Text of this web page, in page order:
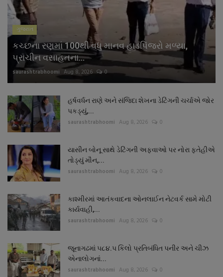
ગુજરાત
કચ્છના રણમાં 100થી વધુ માનવ હાડપિંજરો મળ્યા,
પ્રાચીન વસાહતના...
saurashtrabhoomi Aug 8, 2026 0
હર્ષવર્ધન રાણે અને સંજિદા શેખના ડેટિંગની ચર્ચાએ જોર
પકડ્યું,...
saurashtrabhoomi Aug 8, 2026 0
યાસીન બોનૂ સાથે ડેટિંગની અફવાઓ પર નોરા ફતેહીએ
તોડ્યું મૌન,...
saurashtrabhoomi Aug 8, 2026 0
કાશ્મીરમાં આતંકવાદના ઓનલાઈન નેટવર્ક સામે મોટી
કાર્યવાહી,...
saurashtrabhoomi Aug 8, 2026 0
જૂનાગઢમાં ૫૮૪.૫ કિલો પ્રતિબંધિત પનીર અને ચીઝ
એનાલોગનાં...
saurashtrabhoomi Aug 8, 2026 0